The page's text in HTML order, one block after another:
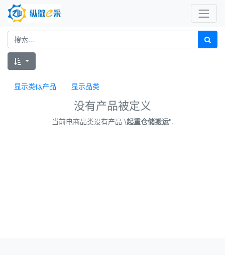
显示类似产品 显示品类
没有产品被定义
当前电商品类没有产品 \起重仓储搬运".